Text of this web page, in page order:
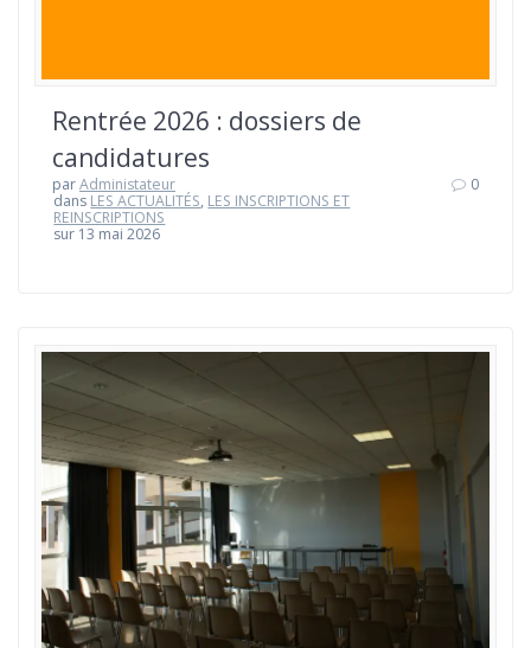
Rentrée 2026 : dossiers de
candidatures
parAdministateur
dans LES ACTUALITÉS, LES INSCRIPTIONS ET
REINSCRIPTIONS
sur 13 mai 2026
0